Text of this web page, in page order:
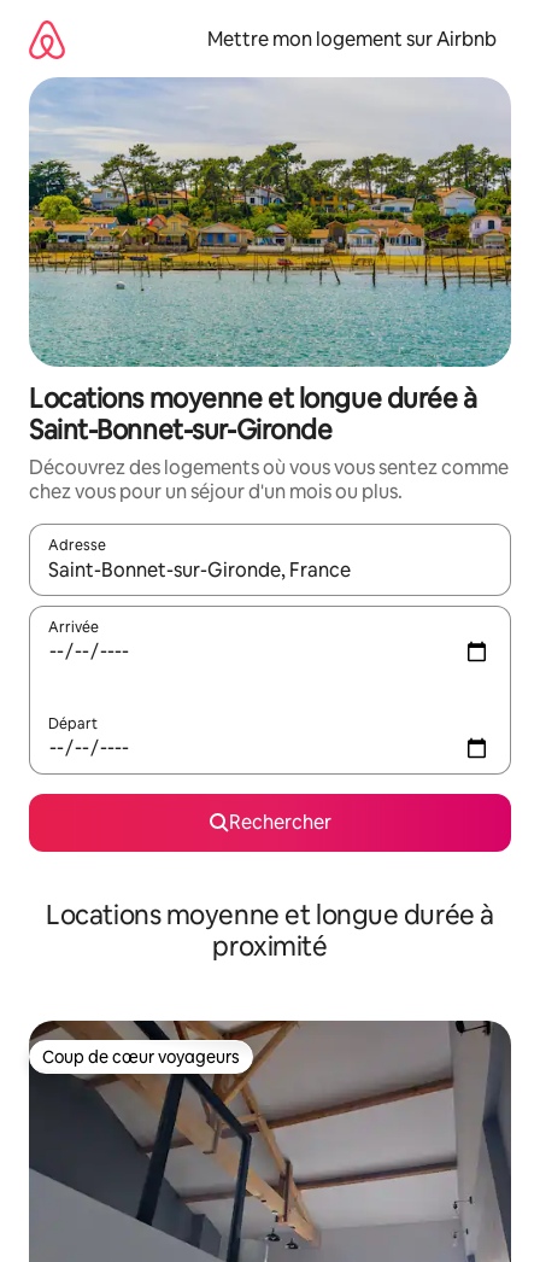
directement
contenu
Mettre mon logement sur Airbnb
Locations moyenne et longue durée à
Saint-Bonnet-sur-Gironde
Découvrez des logements où vous vous sentez comme
chez vous pour un séjour d'un mois ou plus.
Adresse
Lorsque les résultats s'affichent, utilisez les flèches vers le
Arrivée
Départ
Rechercher
Locations moyenne et longue durée à
proximité
Coup de cœur voyageurs
Coup de cœur voyageurs